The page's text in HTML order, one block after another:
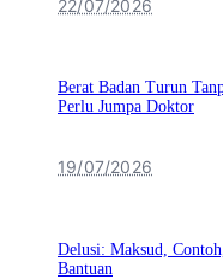
22/07/2026
Berat Badan Turun
Perlu Jumpa Doktor
19/07/2026
Delusi: Maksud,
Bantuan